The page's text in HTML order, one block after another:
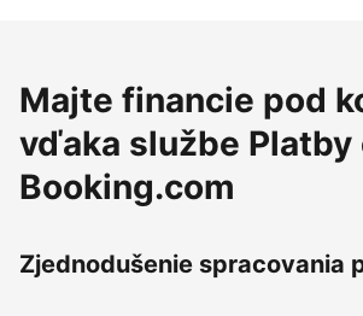
Majte financie pod
vďaka službe Platby
Booking.com
Zjednodušenie spracovania